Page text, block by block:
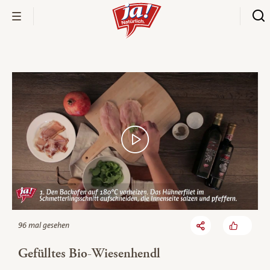
Bio-Thek
96 mal gesehen
Gefülltes Bio-Wiesenhendl